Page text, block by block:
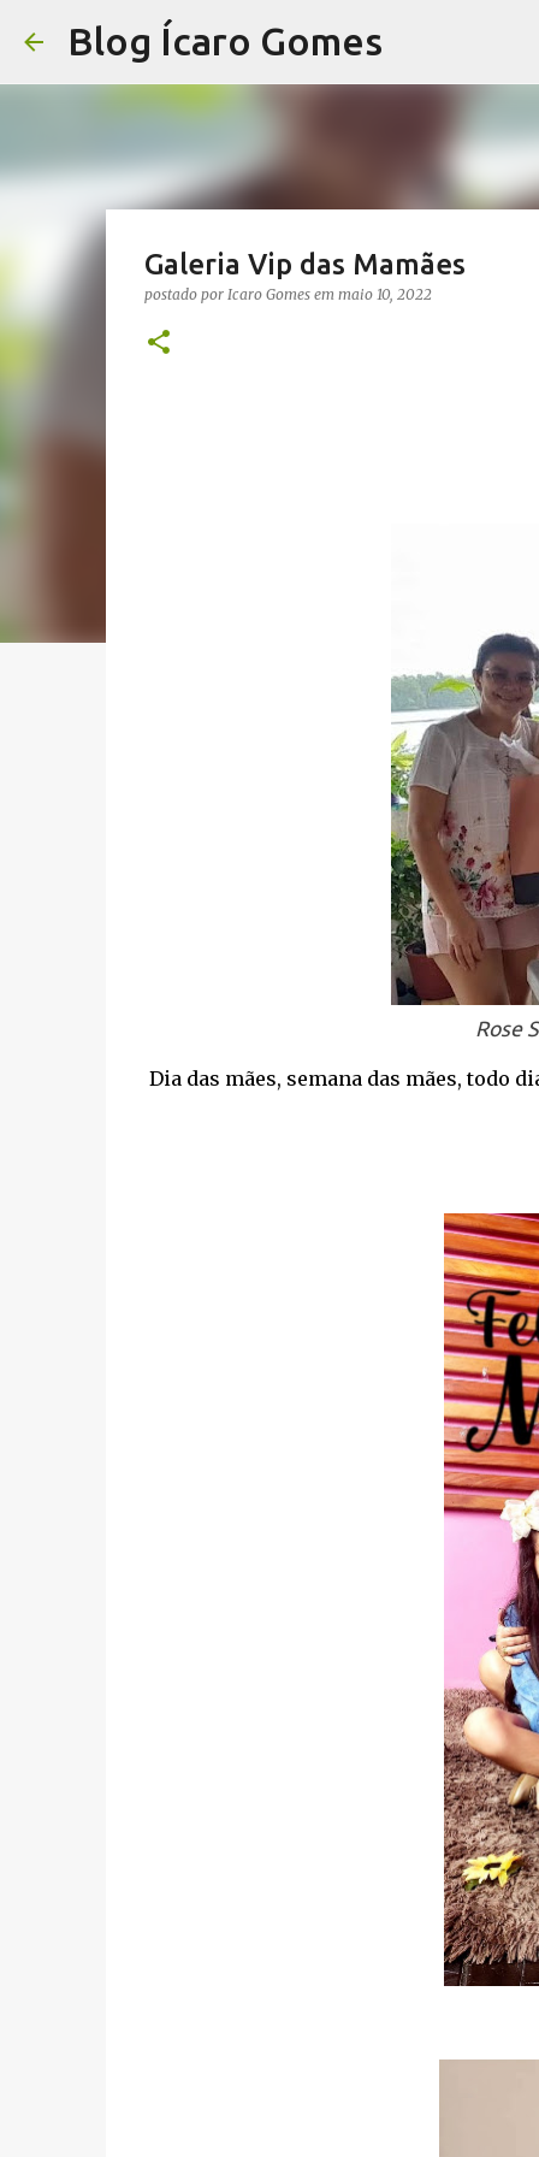
Blog Ícaro Gomes
Galeria Vip das Mamães
postado por Icaro Gomes em maio 10, 2022
Rose
Dia das mães, semana das mães, todo